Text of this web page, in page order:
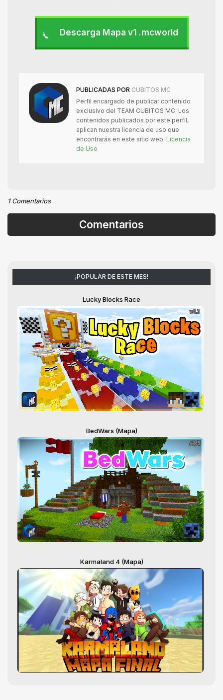
Descarga Mapa v1 .mcworld
PUBLICADAS POR CUBITOS MC
Perfil encargado de publicar contenido
exclusivo del TEAM CUBITOS MC. Los
contenidos publicados por este perfil,
aplican nuestra licencia de uso que
encontrarás en este sitio web. Licencia
de Uso
1 Comentarios
Comentarios
¡POPULAR DE ESTE MES!
Lucky Blocks Race
BedWars (Mapa)
Karmaland 4 (Mapa)